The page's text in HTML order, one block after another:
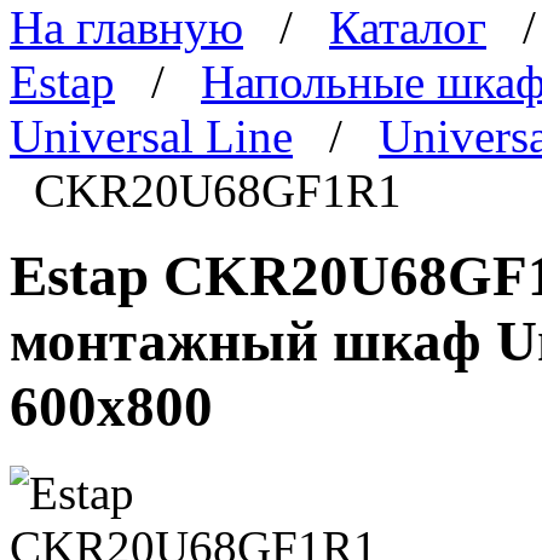
На главную / Каталог
Estap / Напольные
Universal Line /
CKR20U68GF1R1
Estap
монтажный шкаф
600x800